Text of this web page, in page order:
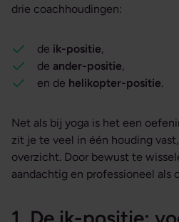
drie coachhoudingen:
de ik-positie,
de ander-positie,
en de helikopter-positie.
Net als bij yoga is het een
zit je te veel in één houding
overzicht. Door bewust te
aandachtig en professioneel als